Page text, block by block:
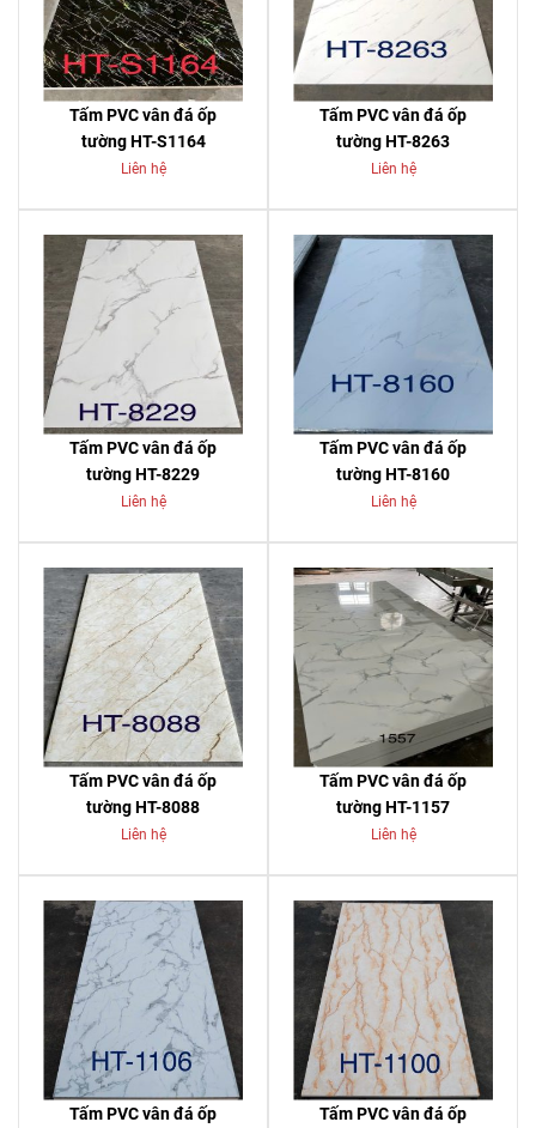
Tấm PVC vân đá ốp
tường HT-S1164
Liên hệ
Tấm PVC vân đá ốp
tường HT-8263
Liên hệ
Tấm PVC vân đá ốp
tường HT-8229
Liên hệ
Tấm PVC vân đá ốp
tường HT-8160
Liên hệ
Tấm PVC vân đá ốp
tường HT-8088
Liên hệ
Tấm PVC vân đá ốp
tường HT-1157
Liên hệ
Tấm PVC vân đá ốp
Tấm PVC vân đá ốp